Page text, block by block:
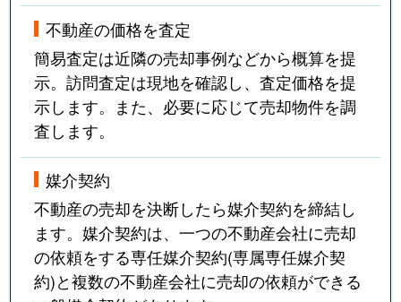
不動産の価格を査定
簡易査定は近隣の売却事例などから概算を提
示。訪問査定は現地を確認し、査定価格を提
示します。また、必要に応じて売却物件を調
査します。
媒介契約
不動産の売却を決断したら媒介契約を締結し
ます。媒介契約は、一つの不動産会社に売却
の依頼をする専任媒介契約(専属専任媒介契
約)と複数の不動産会社に売却の依頼ができる